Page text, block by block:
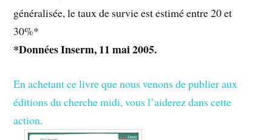
généralisée, le taux de survie est estimé entre 20 et
30%*
*Données Inserm, 11 mai 2005.
En achetant ce livre que nous venons de publier aux
éditions du cherche midi, vous l’aiderez dans cette
action.